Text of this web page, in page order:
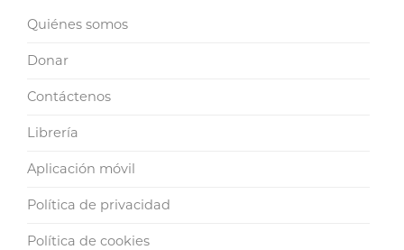
Quiénes somos
Donar
Contáctenos
Librería
Aplicación móvil
Política de privacidad
Política de cookies